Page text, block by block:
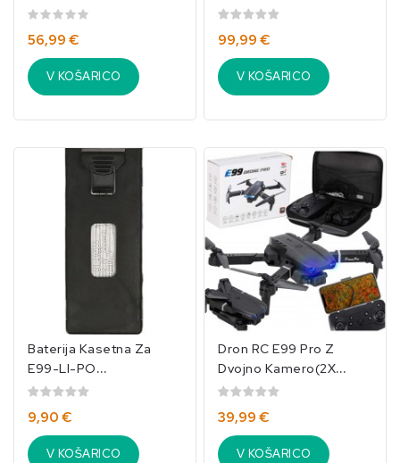
OSVETLITVIJO-IKO-
56,99 €
V KOŠARICO
PRENOSOM-IKO-2760
99,99 €
V KOŠARICO
Baterija Kasetna Za
E99-LI-PO
3,7V/650mA/292201
9,90 €
V KOŠARICO
Dron RC E99 Pro Z
Dvojno Kamero(2X
Baterija) 720P In
2922
39,99 €
V KOŠARICO